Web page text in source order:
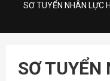
SƠ TUYỂN NHÂN LỰC
SƠ TUYỂN